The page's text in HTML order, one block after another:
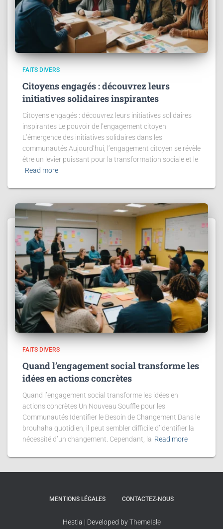
FAITS DIVERS
Citoyens engagés : découvrez leurs
initiatives solidaires inspirantes
Citoyens engagés : découvrez leurs initiatives solidaires
inspirantes Le pouvoir de l’engagement citoyen
L’émergence des initiatives solidaires dans les
communautés Aujourd’hui, l’engagement citoyen se révèle
être un levier puissant pour la transformation sociale et le
Read more
FAITS DIVERS
Quand l’engagement social transforme les
idées en actions concrètes
Quand l’engagement social transforme les idées en
actions concrètes Un Nouveau Souffle pour les
Communautés Identifier le Besoin de Changement Dans le
brouhaha quotidien, il peut sembler difficile d’identifier la
nécessité d’un changement. Cependant, la Read more
MENTIONS LÉGALES CONTACTEZ-NOUS
Hestia | Developed byThemeIsle